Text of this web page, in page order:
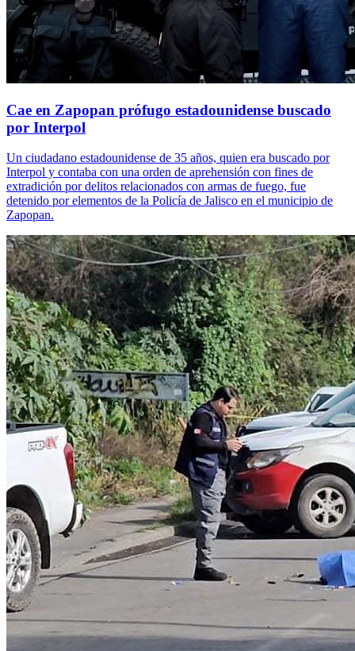
Cae en Zapopan prófugo estadounidense buscado
por Interpol
Un ciudadano estadounidense de 35 años, quien era buscado por
Interpol y contaba con una orden de aprehensión con fines de
extradición por delitos relacionados con armas de fuego, fue
detenido por elementos de la Policía de Jalisco en el municipio de
Zapopan.